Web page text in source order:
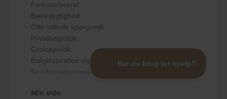
Fortrydelsesret
Bæredygtighed
Ofte stillede spørgsmål
Privatlivspolitik
Cookiepolitik
Boliginspiration og guides
Se informationsoversigt
Min side